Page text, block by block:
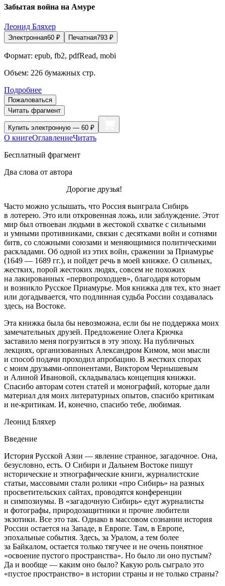
Забытая война на Амуре
Леонид Бляхер
Электронная60 ₽ Печатная793 ₽
Формат: epub, fb2, pdfRead, mobi
Объем: 226 бумажных стр.
Подробнее
Пожаловаться
Читать фрагмент
Купить электронную — 60 ₽
О книгеОглавлениеЧитать
Бесплатный фрагмент
Два слова от автора
Дорогие друзья!
Часто можно услышать, что Россия выиграла Сибирь
в лотерею. Это или откровенная ложь, или заблуждение. Этот
мир был отвоеван людьми в жестокой схватке с сильными
и умными противниками, связан с десятками войн и сотнями
битв, со сложными союзами и меняющимися политическими
раскладами. Об одной из этих войн, сражении за Приамурье
(1649 — 1689 гг.), и пойдет речь в моей книжке. О сильных,
жестких, порой жестоких людях, совсем не похожих
на лакированных «первопроходцев», благодаря которым
и возникло Русское Приамурье. Моя книжка для тех, кто знает
или догадывается, что подлинная судьба России создавалась
здесь, на Востоке.
Эта книжка была бы невозможна, если бы не поддержка моих
замечательных друзей. Предложение Олега Крючка
заставило меня погрузиться в эту эпоху. На публичных
лекциях, организованных Александром Кимом, мои мысли
и способ подачи проходил апробацию. В жестких спорах
с моим друзьями-оппонентами, Виктором Чернышевым
и Алиной Ивановой, складывалась концепция книжки.
Спасибо авторам сотен статей и монографий, которые дали
материал для моих литературных опытов, спасибо критикам
и не-критикам. И, конечно, спасибо тебе, любимая.
Леонид Бляхер
Введение
История Русской Азии — явление странное, загадочное. Она,
безусловно, есть. О Сибири и Дальнем Востоке пишут
исторические и этнографические книги, журналистские
статьи, массовыми стали ролики «про Сибирь» на разных
просветительских сайтах, проводятся конференции
и симпозиумы. В «загадочную Сибирь» едут журналисты
и фотографы, природозащитники и прочие любители
экзотики. Все это так. Однако в массовом сознании история
России остается на Западе, в Европе. Там, в Европе,
эпохальные события. Здесь, за Уралом, а тем более
за Байкалом, остается только тягучее и не очень понятное
«освоение пустого пространства». Но было ли оно пустым?
Да и вообще — каким оно было? Какую роль сыграло это
«пустое пространство» в истории страны и не только страны?